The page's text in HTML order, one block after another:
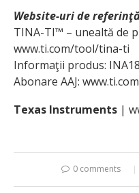
Website-uri de
TINA-TI™ – unealtă de
www.ti.com/tool/tina-ti
Informaţii produs:
Abonare AAJ:
Texas Instruments |
0 comments